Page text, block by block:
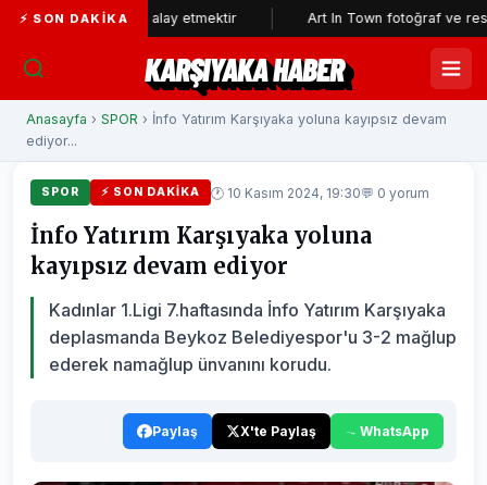
⚡ SON DAKIKA
aklıyla alay etmektir Art In Town fotoğraf ve resim
KARŞIYAKA HABER
Anasayfa › SPOR › İnfo Yatırım Karşıyaka yoluna kayıpsız devam
ediyor...
SPOR ⚡ SON DAKIKA 🕐 10 Kasım 2024, 19:30💬 0 yorum
İnfo Yatırım Karşıyaka yoluna
kayıpsız devam ediyor
Kadınlar 1.Ligi 7.haftasında İnfo Yatırım Karşıyaka
deplasmanda Beykoz Belediyespor'u 3-2 mağlup
ederek namağlup ünvanını korudu.
Paylaş X'te Paylaş WhatsApp